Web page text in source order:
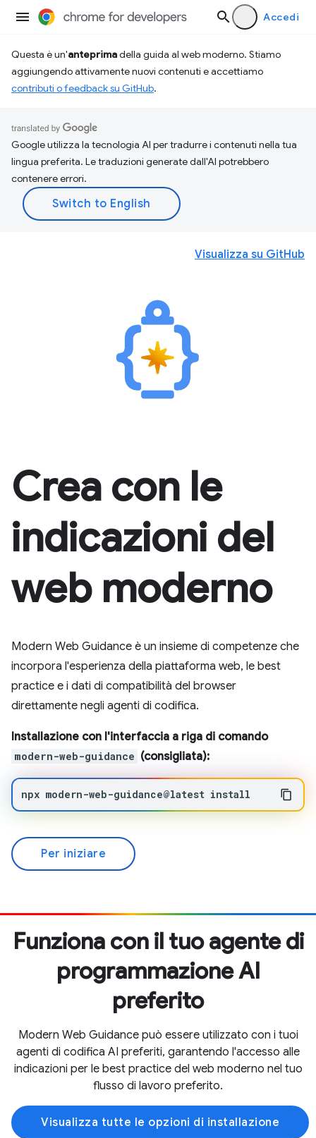
Accedi
Questa è un'anteprimadella guida al web moderno. Stiamo
aggiungendo attivamente nuovi contenuti e accettiamo
contributi o feedback su GitHub.
Google utilizza la tecnologia AI per tradurre i contenuti nella tua
lingua preferita. Le traduzioni generate dall'AI potrebbero
contenere errori.
Crea con le
indicazioni del
web moderno
Modern Web Guidance è un insieme di competenze che
incorpora l'esperienza della piattaforma web, le best
practice e i dati di compatibilità del browser
direttamente negli agenti di codifica.
Installazione con l'interfaccia a riga di comando
modern-web-guidance (consigliata):
npx modern-web-guidance@latest install
Per iniziare
Visualizza su GitHub
Funziona con il tuo agente di
programmazione AI
preferito
Modern Web Guidance può essere utilizzato con i tuoi
agenti di codifica AI preferiti, garantendo l'accesso alle
indicazioni per le best practice del web moderno nel tuo
flusso di lavoro preferito.
Visualizza tutte le opzioni di installazione